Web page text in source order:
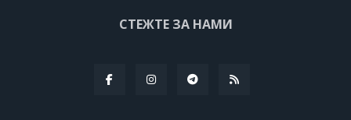
СТЕЖТЕ ЗА НАМИ